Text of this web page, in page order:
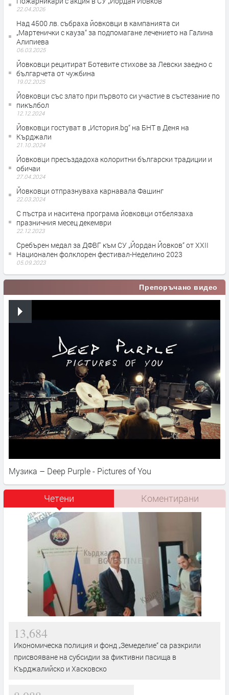
22.04.2026
Над 4500 лв. събраха йовковци в кампанията си
„Мартенички с кауза“ за подпомагане лечението на Галина
Алипиева
06.03.2025
Йовковци рецитират Ботевите стихове за Левски заедно с
българчета от чужбина
19.02.2025
Йовковци със злато при първото си участие в състезание по
пикълбол
12.12.2024
Йовковци гостуват в „История.bg“ на БНТ в Деня на
Кърджали
21.10.2024
Йовковци пресъздадоха колоритни български традиции и
обичаи
27.04.2024
Йовковци отпразнуваха карнавала Фашинг
22.03.2024
С пъстра и наситена програма йовковци отбелязаха
празничния месец декември
22.12.2023
Сребърен медал за ДФВГ към СУ „Йордан Йовков“ от XXII
Национален фолклорен фестивал-Неделино 2023
05.09.2023
Препоръчано видео
Музика – Deep Purple - Pictures of You
Четени Коментирани
13,684
Икономическа полиция и фонд „Земеделие“ са разкрили
присвояване на субсидии за фиктивни пасища в
Кърджалийско и Хасковско